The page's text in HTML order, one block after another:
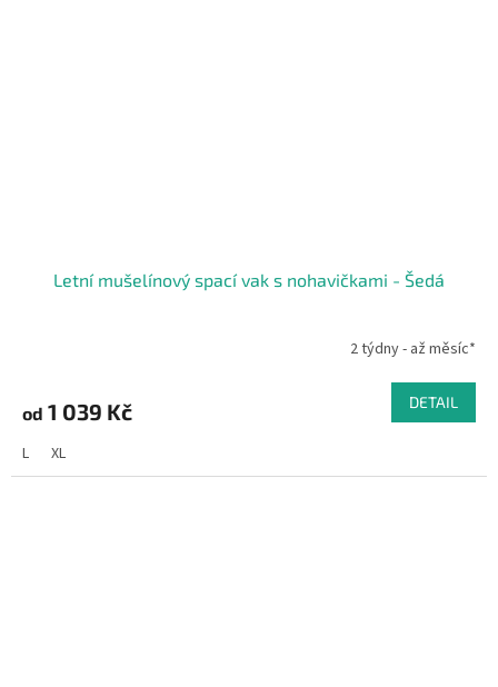
Letní mušelínový spací vak s nohavičkami - Šedá
2 týdny - až měsíc*
od 1 039 Kč DETAIL
L XL